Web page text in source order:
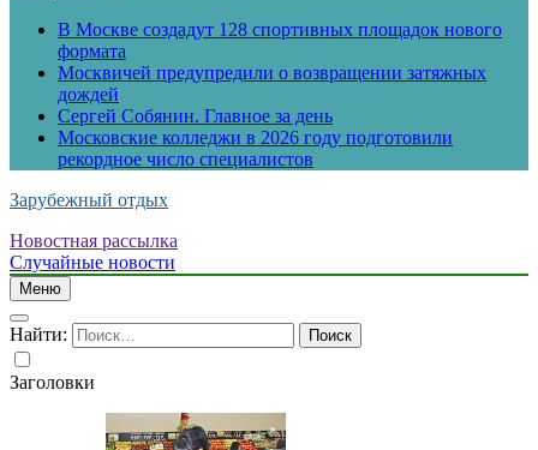
В Москве создадут 128 спортивных площадок нового
формата
Москвичей предупредили о возвращении затяжных
дождей
Сергей Собянин. Главное за день
Московские колледжи в 2026 году подготовили
рекордное число специалистов
Зарубежный отдых
Новостная рассылка
Случайные новости
Меню
Найти:
Заголовки